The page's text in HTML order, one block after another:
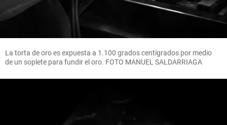
La torta de oro es expuesta a 1.100 grados centígrados por medio
de un soplete para fundir el oro. FOTO MANUEL SALDARRIAGA